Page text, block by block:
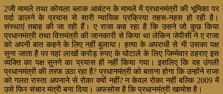
2जी मामले तथा कोयला ब्लाक आबंटन के मामले में प्रधानमंत्री की भूमिका पर
पर्दा डालने के प्रयास से सारी न्यायिक प्रक्रिया तहस-नहस हो रही है।
संस्थाएं तबाह की जा रही हैं। ए राजा कह रहा है कि उसने जो कुछ किया
प्रधानमंत्री तथा वित्तमंत्री की जानकारी से किया था लेकिन जेपीसी ने ए राजा
को अपनी बात कहने के लिए नहीं बुलाया। हत्या के अपराधी से भी उसका पक्ष
सुना जाता है पर यहां लाखों करोड़ रुपए के घोटाले के लिए जिम्मेवार ठहराए इस
व्यक्ति का पक्ष सुनने का प्रयास ही नहीं किया गया। इसलिए कि वह उंगली
प्रधानमंत्री की तरफ उठा रहा है? प्रधानमंत्री को बताना होगा कि उन्होंने राजा
को गलत रास्ता अपनाने से रोका क्यों नहीं? न केवल रोका नहीं बल्कि 2009 में
उसे फिर संचार मंत्री बना दिया। अफसोस है कि प्रधानमंत्री खामोश है।